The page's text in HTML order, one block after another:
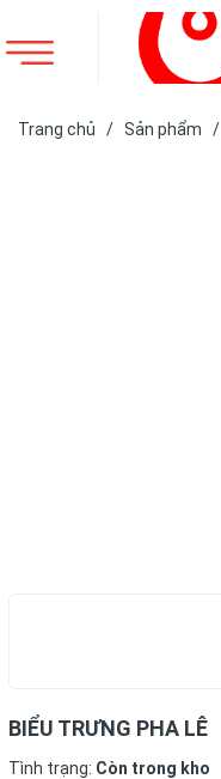
Trang chủ / Sản phẩm /
BIỂU TRƯNG PHA LÊ
Tình trạng: Còn trong kho